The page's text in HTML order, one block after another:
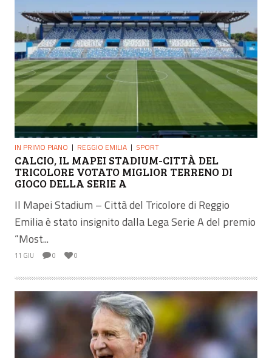
IN PRIMO PIANO REGGIO EMILIA SPORT
CALCIO, IL MAPEI STADIUM-CITTÀ DEL
TRICOLORE VOTATO MIGLIOR TERRENO DI
GIOCO DELLA SERIE A
Il Mapei Stadium – Città del Tricolore di Reggio
Emilia è stato insignito dalla Lega Serie A del premio
“Most...
11 GIU 0 0